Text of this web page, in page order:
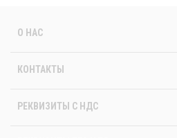
О НАС
КОНТАКТЫ
РЕКВИЗИТЫ C НДС